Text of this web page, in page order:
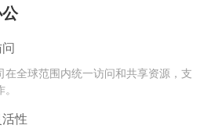
在全球范围内统一访问和共享资源，支
性